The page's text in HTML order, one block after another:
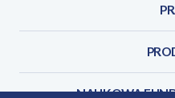
NAUKOWA